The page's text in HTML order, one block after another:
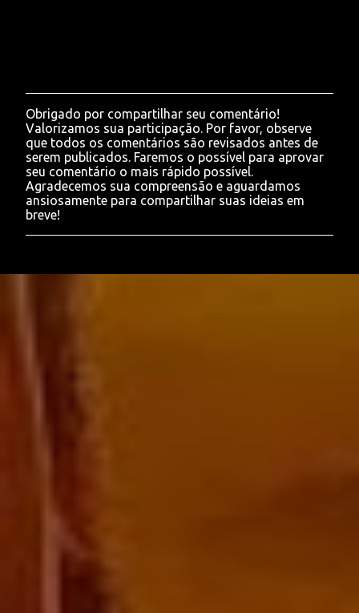
P
o
s
t
a
r
u
m
c
e
Obrigado por compartilhar seu comentário!
Valorizamos sua participação. Por favor, observe
que todos os comentários são revisados antes de
serem publicados. Faremos o possível para aprovar
seu comentário o mais rápido possível.
Agradecemos sua compreensão e aguardamos
ansiosamente para compartilhar suas ideias em
breve!